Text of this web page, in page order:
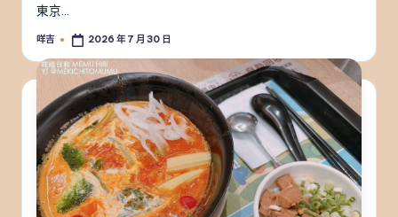
東京…
Posted
咩吉 2026 年 7 月 30 日